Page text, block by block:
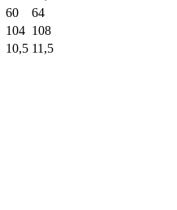
60
64
104 108
10,5 11,5